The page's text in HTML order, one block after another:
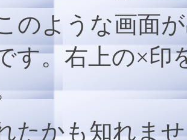
のような画面
す。右上の×印
たかも知れま